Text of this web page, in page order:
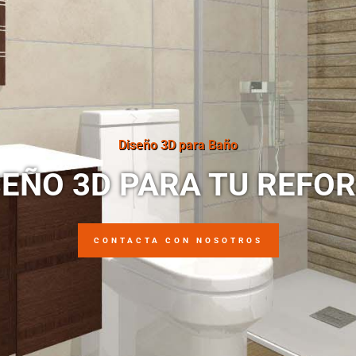
Diseño 3D para Baño
3D PARA TU
CONTACTA CON NOSOTROS